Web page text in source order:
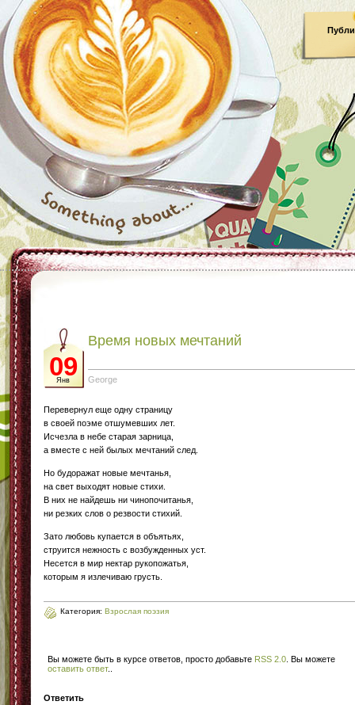
09
Янв
Время новых мечтаний
George
Перевернул еще одну страницу
в своей поэме отшумевших лет.
Исчезла в небе старая зарница,
а вместе с ней былых мечтаний след.
Но будоражат новые мечтанья,
на свет выходят новые стихи.
В них не найдешь ни чинопочитанья,
ни резких слов о резвости стихий.
Зато любовь купается в объятьях,
струится нежность с возбужденных уст.
Несется в мир нектар рукопожатья,
которым я излечиваю грусть.
Категория: Взрослая поэзия
Вы можете быть в курсе ответов, просто добавьте RSS 2.0 . Вы можете
оставить ответ.
Ответить